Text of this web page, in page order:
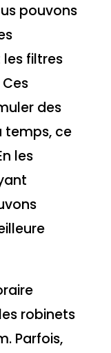
pouvons
filtres
des
temps, ce
les
robinets
Parfois,